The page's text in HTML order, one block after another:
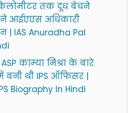
तक दूध बेचने
ने आईएएस अधिकारी
| IAS Anuradha Pal
काम्या मिश्रा के बारे
बनी थी IPS ऑफिसर |
Biography In Hindi